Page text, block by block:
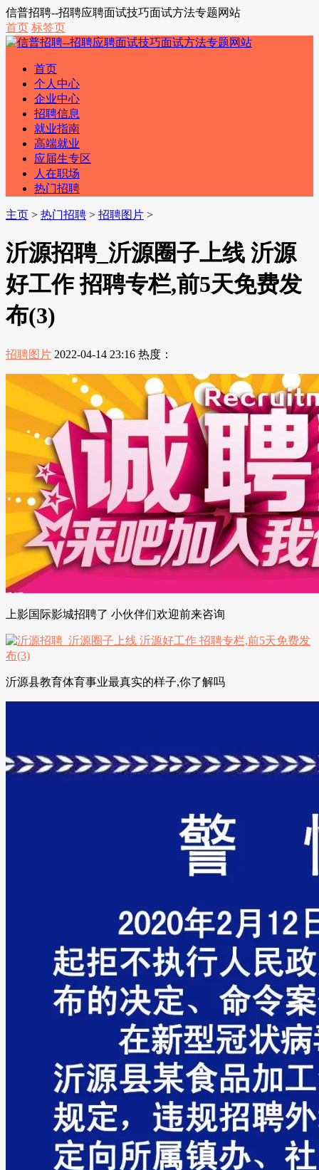
信普招聘--招聘应聘面试技巧面试方法专题网站
首页 标签页
首页
个人中心
企业中心
招聘信息
就业指南
高端就业
应届生专区
人在职场
热门招聘
主页 > 热门招聘 > 招聘图片 >
沂源招聘_沂源圈子上线 沂源
好工作 招聘专栏,前5天免费发
布(3)
招聘图片 2022-04-14 23:16 热度：
上影国际影城招聘了 小伙伴们欢迎前来咨询
沂源县教育体育事业最真实的样子,你了解吗